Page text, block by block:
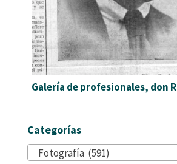
Galería de profesionales, don
Categorías
Fotografía (591)